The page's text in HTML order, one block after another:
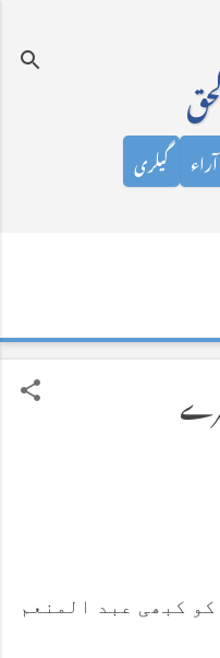
آراء گیلری
کبھی عبد المنعم